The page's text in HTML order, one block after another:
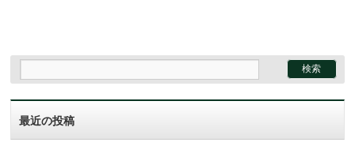
最近の投稿